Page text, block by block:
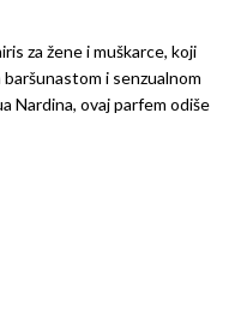
za žene i muškarce, koji
i senzualnom
Nardina, ovaj parfem odiše